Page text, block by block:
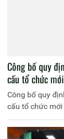
Công bố quy
cấu tổ chức
Công bố quy
cấu tổ chức mới